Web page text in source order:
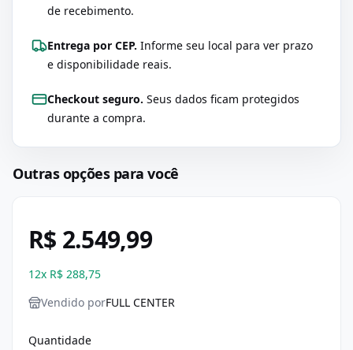
de recebimento.
Entrega por CEP. Informe seu local para ver prazo
e disponibilidade reais.
Checkout seguro. Seus dados ficam protegidos
durante a compra.
Outras opções para você
R$ 2.549,99
12x R$ 288,75
Vendido porFULL CENTER
Quantidade